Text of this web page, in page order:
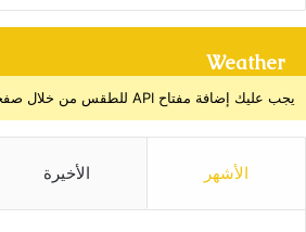
Weather
يجب عليك إضافة مفتاح API للطقس من خلال صفحة إعدادات القالب > الدمج
الأشهر الأخيرة